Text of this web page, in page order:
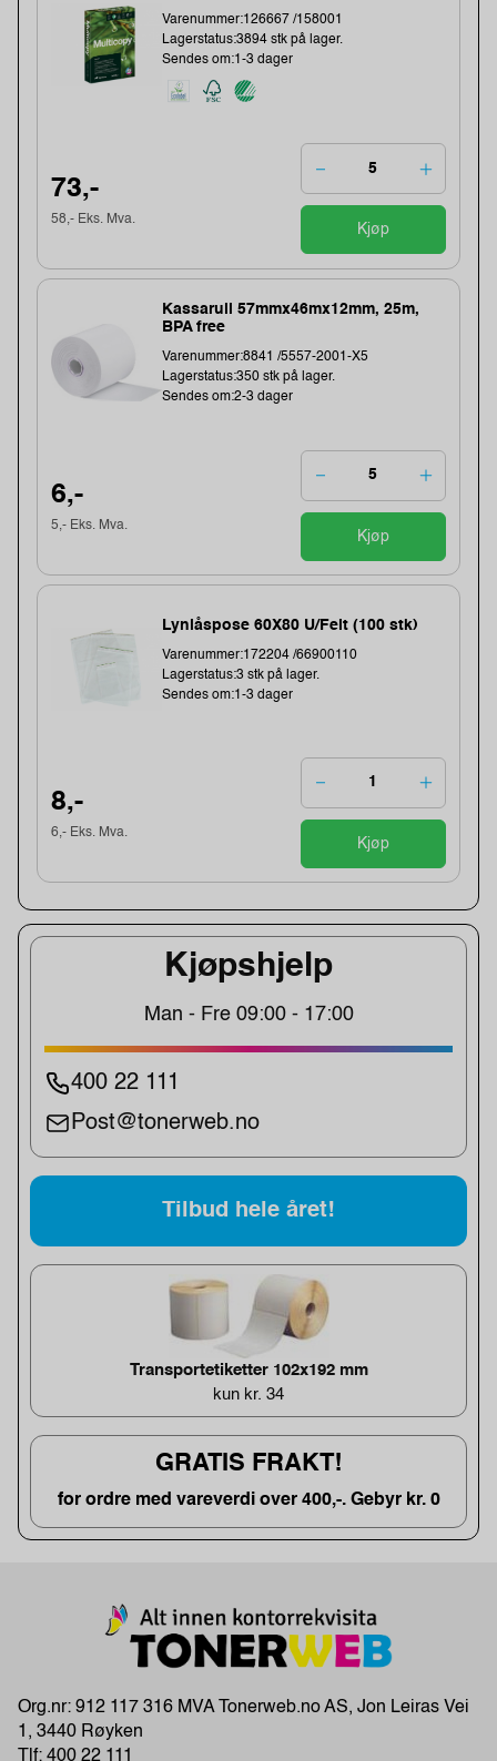
Kjøpshjelp
Man - Fre 09:00 - 17:00
400 22 111
Post@tonerweb.no
Tilbud hele året!
Transportetiketter 102x192 mm
kun kr. 34
GRATIS FRAKT!
for ordre med vareverdi over 400,-. Gebyr kr. 0
Varenummer:126667 /158001
Lagerstatus:3894 stk på lager.
Sendes om:1-3 dager
73,-
58,- Eks. Mva.
Kjøp
Kassarull 57mmx46mx12mm, 25m,
BPA free
Varenummer:8841 /5557-2001-X5
Lagerstatus:350 stk på lager.
Sendes om:2-3 dager
6,-
5,- Eks. Mva.
Kjøp
Lynlåspose 60X80 U/Felt (100 stk)
Varenummer:172204 /66900110
Lagerstatus:3 stk på lager.
Sendes om:1-3 dager
8,-
6,- Eks. Mva.
Kjøp
Org.nr: 912 117 316 MVA Tonerweb.no AS, Jon Leiras Vei
1, 3440 Røyken
Tlf: 400 22 111